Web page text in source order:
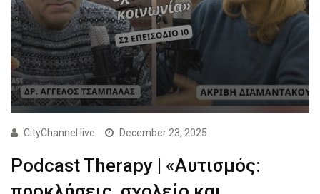
CityChannel.live December 23, 2025
Podcast Therapy | «Αυτισμός: